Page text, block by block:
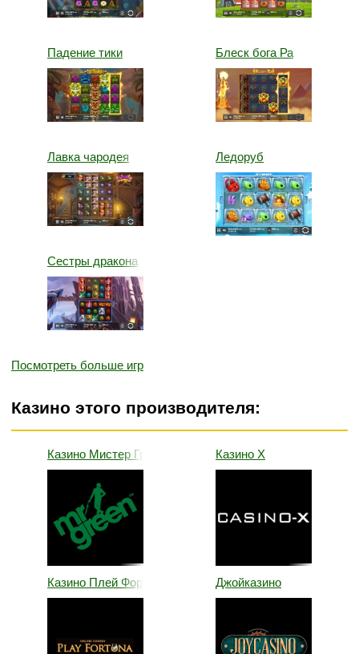
Падение тики Блеск бога Ра
Лавка чародея Ледоруб
Сестры дракона
Посмотреть больше игр
Казино этого производителя:
Казино Мистер Грин Казино Х
Казино Плей Фортуна Джойказино